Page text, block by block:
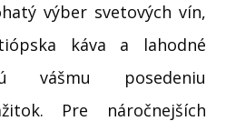
výber svetových vín,
káva a lahodné
vášmu posedeniu
Pre náročnejších